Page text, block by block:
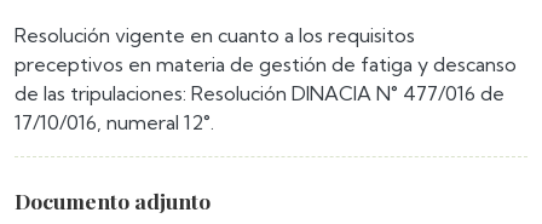
Resolución vigente en cuanto a los requisitos
preceptivos en materia de gestión de fatiga y descanso
de las tripulaciones: Resolución DINACIA N° 477/016 de
17/10/016, numeral 12°.
Documento adjunto